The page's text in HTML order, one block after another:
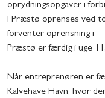
oprydningsopgaver i
I Præstø oprenses ved
forventer oprensning i
Præstø er færdig i uge
Når entreprenøren er
Kalvehave Havn, hvor